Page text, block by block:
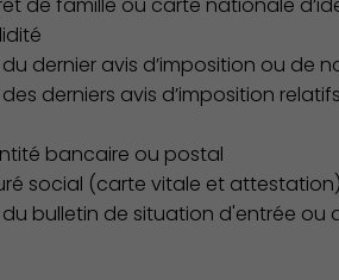
dernier avis d’imposition ou de
derniers avis d’imposition
bancaire ou postal
social (carte vitale et
bulletin de situation d'entrée ou